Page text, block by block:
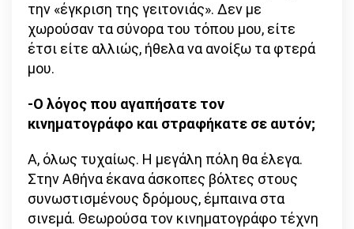
την «έγκριση της γειτονιάς». Δεν με
χωρούσαν τα σύνορα του τόπου μου, είτε
έτσι είτε αλλιώς, ήθελα να ανοίξω τα φτερά
μου.
-Ο λόγος που αγαπήσατε τον
κινηματογράφο και στραφήκατε σε αυτόν;
Α, όλως τυχαίως. Η μεγάλη πόλη θα έλεγα.
Στην Αθήνα έκανα άσκοπες βόλτες στους
συνωστισμένους δρόμους, έμπαινα στα
σινεμά. Θεωρούσα τον κινηματογράφο τέχνη